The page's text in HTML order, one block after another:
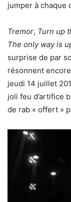
jumper à chaque
Tremor, Turn up
The only way is
surprise de par
résonnent
jeudi 14 juillet
joli feu d’artifice
de rab « offert »